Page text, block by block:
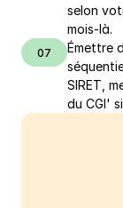
selon
mois-là.
07
Émettre
SIRET,
du CGI'